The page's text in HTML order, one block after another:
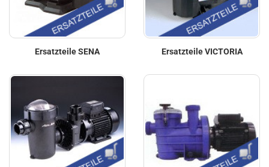
Ersatzteile SENA Ersatzteile VICTORIA